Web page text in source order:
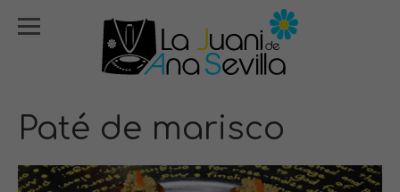
Paté de marisco